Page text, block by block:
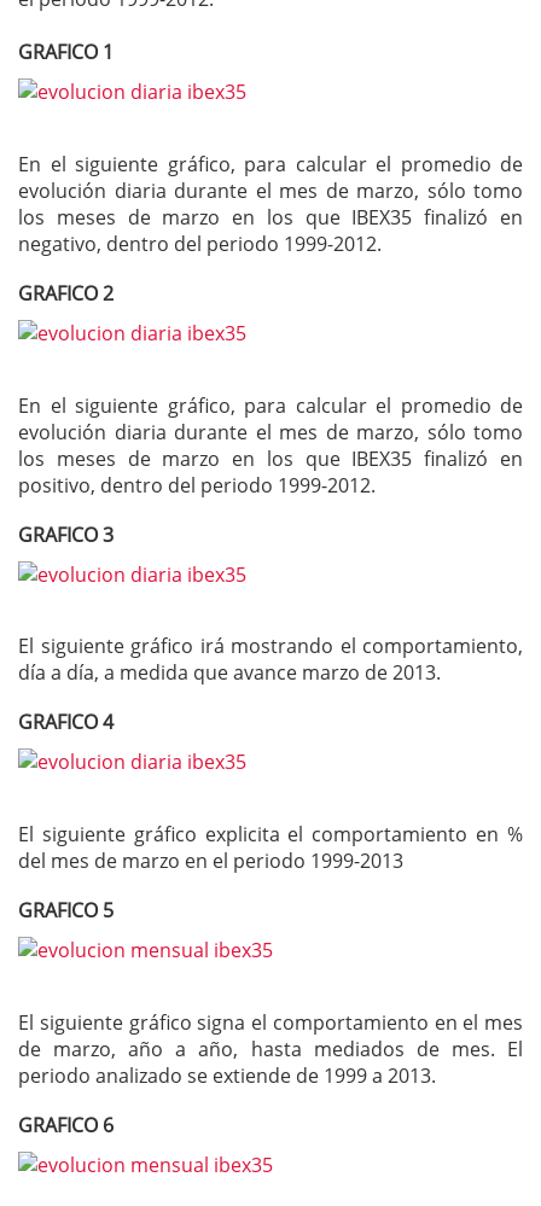
GRAFICO 1
En el siguiente gráfico, para calcular el promedio de
evolución diaria durante el mes de marzo, sólo tomo
los meses de marzo en los que IBEX35 finalizó en
negativo, dentro del periodo 1999-2012.
GRAFICO 2
En el siguiente gráfico, para calcular el promedio de
evolución diaria durante el mes de marzo, sólo tomo
los meses de marzo en los que IBEX35 finalizó en
positivo, dentro del periodo 1999-2012.
GRAFICO 3
El siguiente gráfico irá mostrando el comportamiento,
día a día, a medida que avance marzo de 2013.
GRAFICO 4
El siguiente gráfico explicita el comportamiento en %
del mes de marzo en el periodo 1999-2013
GRAFICO 5
El siguiente gráfico signa el comportamiento en el mes
de marzo, año a año, hasta mediados de mes. El
periodo analizado se extiende de 1999 a 2013.
GRAFICO 6